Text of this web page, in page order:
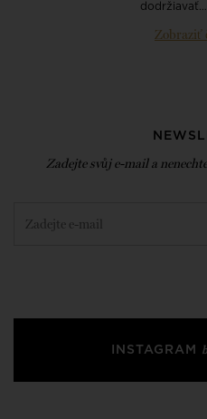
Zobraziť
Zadejte svůj e-mail a
INSTAGRAM